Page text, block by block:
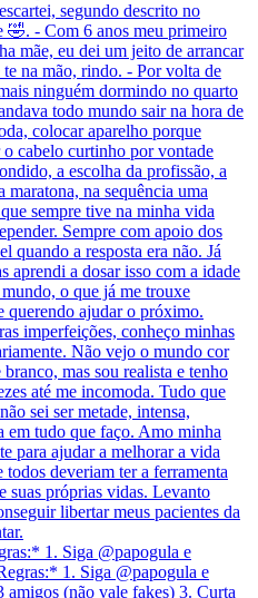
1. Siga @papogula e